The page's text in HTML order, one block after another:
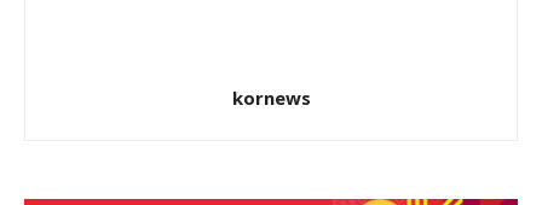
kornews